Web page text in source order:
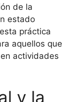
de la
estado
práctica
aquellos que
actividades
y la